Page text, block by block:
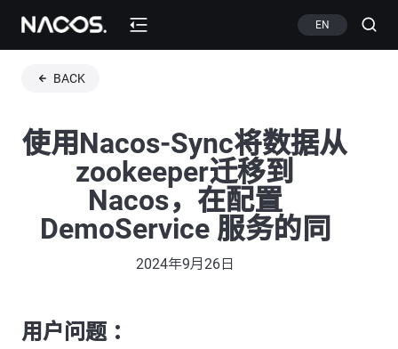
EN
BACK
使用Nacos-Sync将数据从
zookeeper迁移到
Nacos，在配置
DemoService 服务的同
2024年9月26日
用户问题 ：